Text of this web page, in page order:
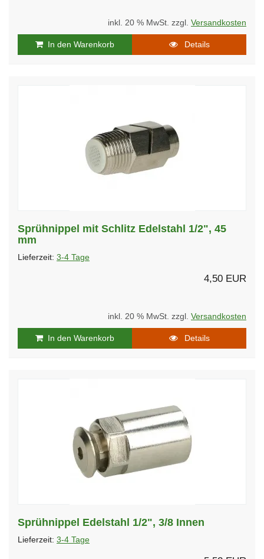
inkl. 20 % MwSt. zzgl. Versandkosten
In den Warenkorb Details
Sprühnippel mit Schlitz Edelstahl 1/2", 45
mm
Lieferzeit: 3-4 Tage
4,50 EUR
inkl. 20 % MwSt. zzgl. Versandkosten
In den Warenkorb Details
Sprühnippel Edelstahl 1/2", 3/8 Innen
Lieferzeit: 3-4 Tage